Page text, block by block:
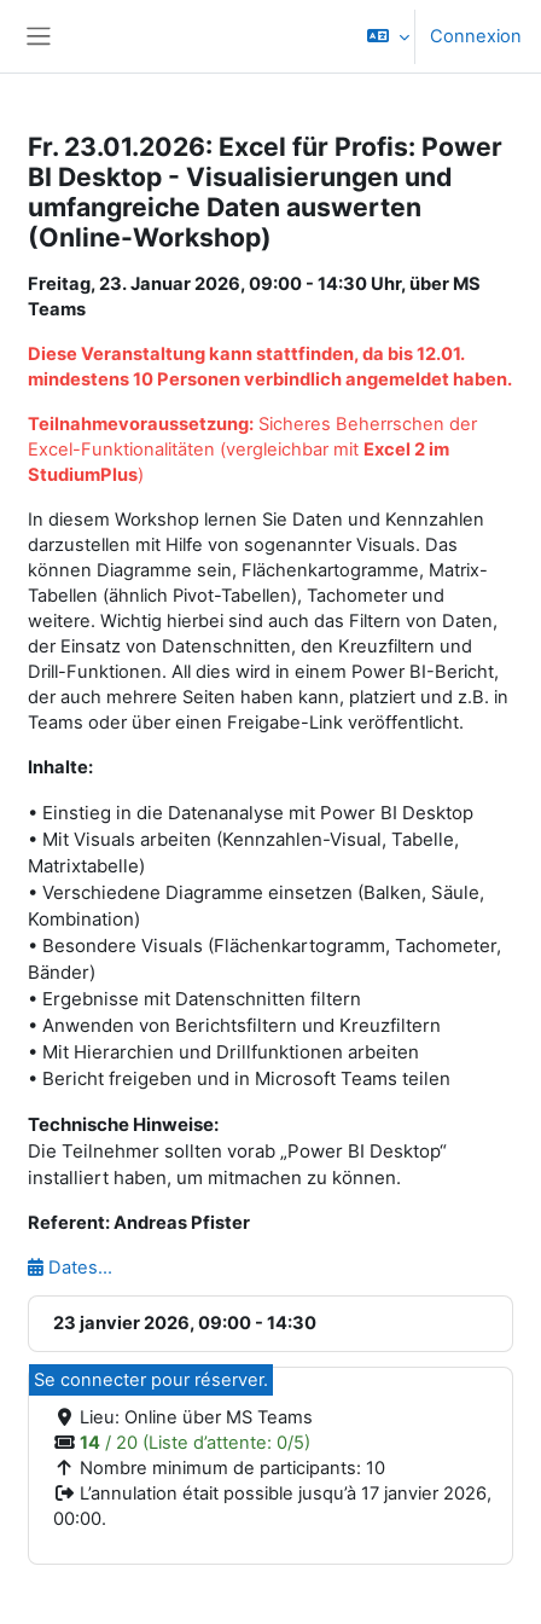
Connexion
Fr. 23.01.2026: Excel für Profis: Power
BI Desktop - Visualisierungen und
umfangreiche Daten auswerten
(Online-Workshop)
Freitag, 23. Januar 2026, 09:00 - 14:30 Uhr, über MS
Teams
Diese Veranstaltung kann stattfinden, da bis 12.01.
mindestens 10 Personen verbindlich angemeldet haben.
Teilnahmevoraussetzung: Sicheres Beherrschen der
Excel-Funktionalitäten (vergleichbar mit Excel 2 im
StudiumPlus)
In diesem Workshop lernen Sie Daten und Kennzahlen
darzustellen mit Hilfe von sogenannter Visuals. Das
können Diagramme sein, Flächenkartogramme, Matrix-
Tabellen (ähnlich Pivot-Tabellen), Tachometer und
weitere. Wichtig hierbei sind auch das Filtern von Daten,
der Einsatz von Datenschnitten, den Kreuzfiltern und
Drill-Funktionen. All dies wird in einem Power BI-Bericht,
der auch mehrere Seiten haben kann, platziert und z.B. in
Teams oder über einen Freigabe-Link veröffentlicht.
Inhalte:
• Einstieg in die Datenanalyse mit Power BI Desktop
• Mit Visuals arbeiten (Kennzahlen-Visual, Tabelle,
Matrixtabelle)
• Verschiedene Diagramme einsetzen (Balken, Säule,
Kombination)
• Besondere Visuals (Flächenkartogramm, Tachometer,
Bänder)
• Ergebnisse mit Datenschnitten filtern
• Anwenden von Berichtsfiltern und Kreuzfiltern
• Mit Hierarchien und Drillfunktionen arbeiten
• Bericht freigeben und in Microsoft Teams teilen
Technische Hinweise:
Die Teilnehmer sollten vorab „Power BI Desktop“
installiert haben, um mitmachen zu können.
Referent: Andreas Pfister
Dates...
23 janvier 2026, 09:00 - 14:30
Se connecter pour réserver.
Lieu: Online über MS Teams
14 / 20 (Liste d’attente: 0/5)
Nombre minimum de participants: 10
L’annulation était possible jusqu’à 17 janvier 2026,
00:00.